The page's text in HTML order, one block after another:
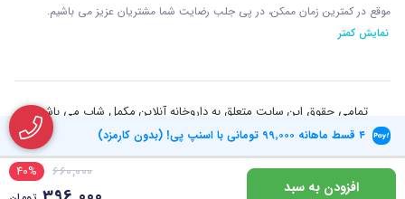
۹۹٬۰۰۰ تومانی با اسنپ پی! (بدون کارمزد)
افزودن به سبد
660,000
40%
موقع در کمترين زمان ممکن، در پی جلب رضايت شما مشتريان عزیز می باشيم.
نمایش کمتر
تمامی حقوق این سایت متعلق به داروخانه آنلاین مکمل شاپ می باشد